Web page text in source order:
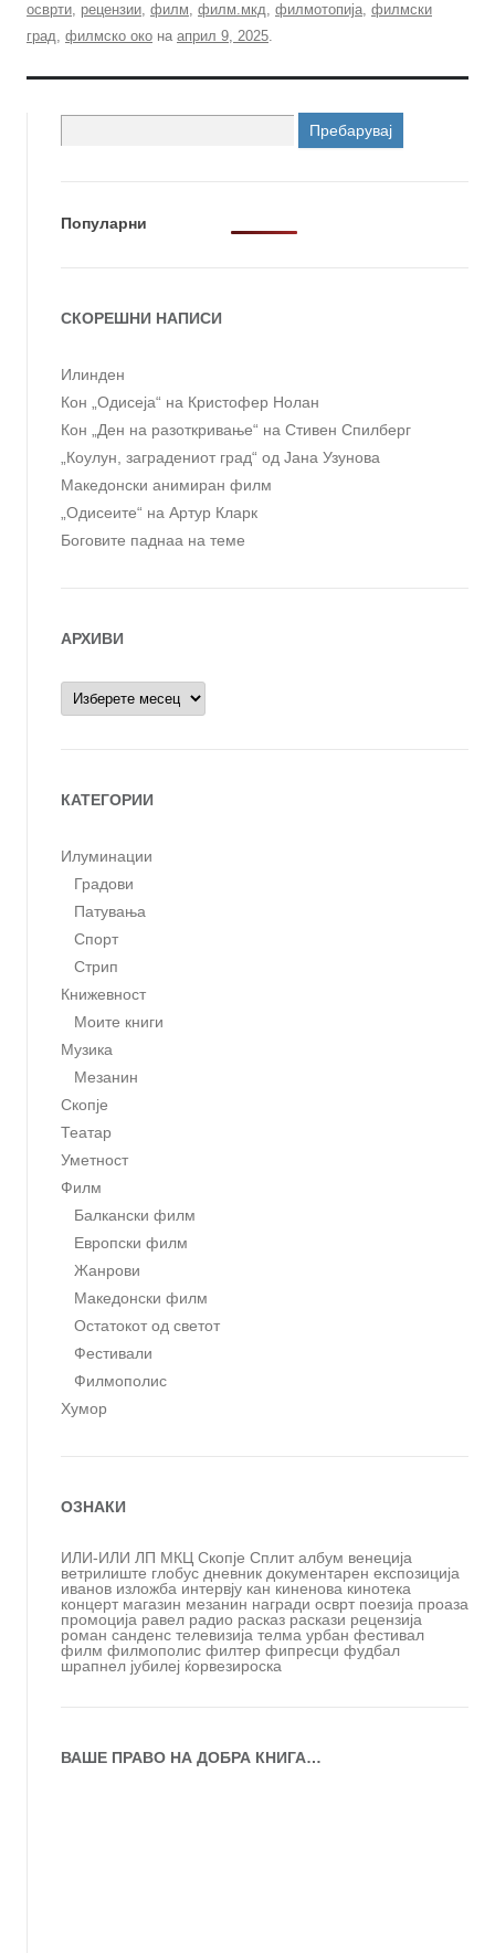
осврти, рецензии, филм, филм.мкд, филмотопија, филмски
град, филмско око на април 9, 2025.
за:
Популарни
СКОРЕШНИ НАПИСИ
Илинден
Кон „Одисеја“ на Кристофер Нолан
Кон „Ден на разоткривање“ на Стивен Спилберг
„Коулун, заградениот град“ од Јана Узунова
Македонски анимиран филм
„Одисеите“ на Артур Кларк
Боговите паднаа на теме
АРХИВИ
Архиви
КАТЕГОРИИ
Илуминации
Градови
Патувања
Спорт
Стрип
Книжевност
Моите книги
Музика
Мезанин
Скопје
Театар
Уметност
Филм
Балкански филм
Европски филм
Жанрови
Македонски филм
Остатокот од светот
Фестивали
Филмополис
Хумор
ОЗНАКИ
ИЛИ-ИЛИ ЛП МКЦ Скопје Сплит албум венеција
ветрилиште глобус дневник документарен експозиција
иванов изложба интервју кан киненова кинотека
концерт магазин мезанин награди осврт поезија проаза
промоција равел радио расказ раскази рецензија
роман санденс телевизија телма урбан фестивал
филм филмополис филтер фипресци фудбал
шрапнел јубилеј ќорвезироска
ВАШЕ ПРАВО НА ДОБРА КНИГА…